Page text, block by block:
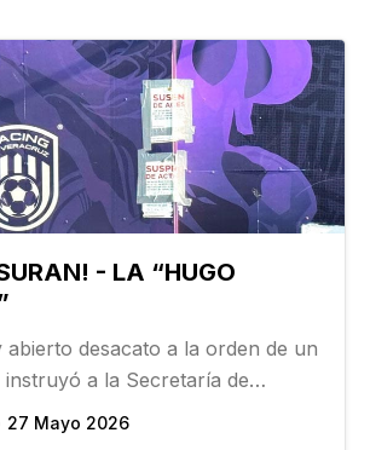
- LA “HUGO
desacato a la orden de un
a la Secretaría de
estatal el retiro de los sellos de
27 Mayo 2026